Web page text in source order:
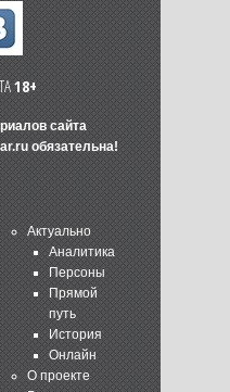
18+
сайта
обязательна!
Актуально
Аналитика
Персоны
Прямой
путь
История
Онлайн
О проекте